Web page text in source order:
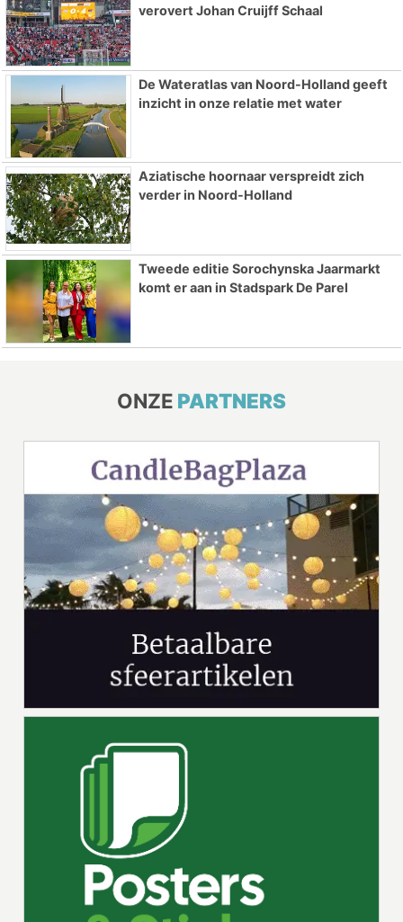
verovert Johan Cruijff Schaal
De Wateratlas van Noord-Holland geeft
inzicht in onze relatie met water
Aziatische hoornaar verspreidt zich
verder in Noord-Holland
Tweede editie Sorochynska Jaarmarkt
komt er aan in Stadspark De Parel
ONZE PARTNERS